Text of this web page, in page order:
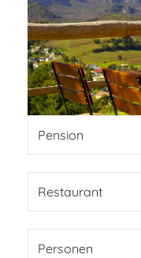
Pension
Restaurant
Personen